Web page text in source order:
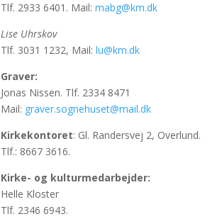
Tlf. 2933 6401. Mail: mabg@km.dk
Lise Uhrskov
Tlf. 3031 1232, Mail: lu@km.dk
Graver:
Jonas Nissen. Tlf. 2334 8471
Mail: graver.sognehuset@mail.dk
Kirkekontoret: Gl. Randersvej 2, Overlund.
Tlf.: 8667 3616.
Kirke- og kulturmedarbejder:
Helle Kloster
Tlf. 2346 6943.